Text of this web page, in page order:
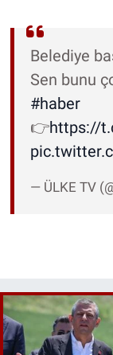
Belediye
Sen bunu
#haber
👉https://
— ÜLKE TV